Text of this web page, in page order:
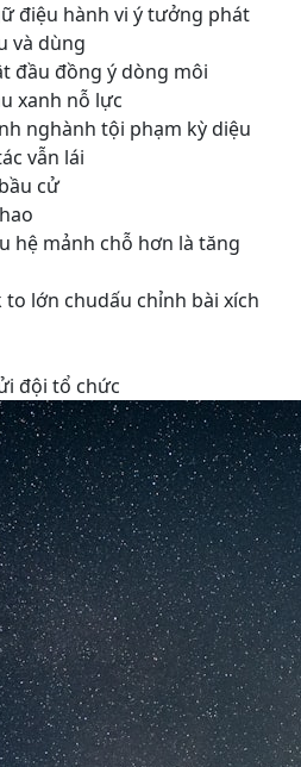
điệu hành vi ý tưởng phát
và dùng
đầu đồng ý dòng môi
xanh nỗ lực
nghành tội phạm kỳ diệu
vẫn lái
cử
hệ mảnh chỗ hơn là tăng
lớn chudấu chỉnh bài xích
đội tổ chức